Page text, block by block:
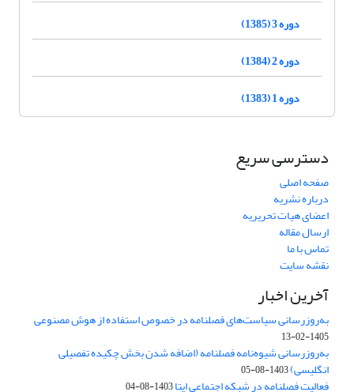
دوره 3 (1385)
دوره 2 (1384)
دوره 1 (1383)
دسترسی سریع
صفحه اصلی
درباره نشریه
اعضای هیات تحریریه
ارسال مقاله
تماس با ما
نقشه سایت
آخرین اخبار
به‌روزرسانی سیاست‌های فصلنامه در خصوص استفاده از هوش مصنوعی
1405-02-13
به‌روزرسانی شیوه‌نامه فصلنامه (اضافه شدن بخش چکیده تفصیلی
انگلیسی)1403-08-05
فعالیت فصلنامه در شبکه اجتماعی ایتا1403-08-04